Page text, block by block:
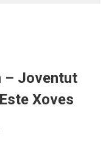
– Joventut
Xoves